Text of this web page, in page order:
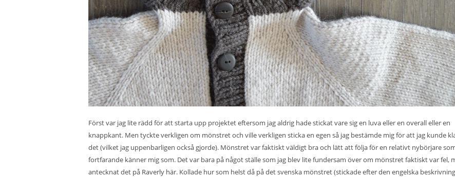
Först var jag lite rädd för att starta upp projektet eftersom jag aldrig hade stickat vare sig en luva eller en overall eller en
knappkant. Men tyckte verkligen om mönstret och ville verkligen sticka en egen så jag bestämde mig för att jag kunde
det (vilket jag uppenbarligen också gjorde). Mönstret var faktiskt väldigt bra och lätt att följa för en relativt nybörjare
fortfarande känner mig som. Det var bara på något ställe som jag blev lite fundersam över om mönstret faktiskt var fel,
antecknat det på Raverly här. Kollade hur som helst då på det svenska mönstret (stickade efter den engelska